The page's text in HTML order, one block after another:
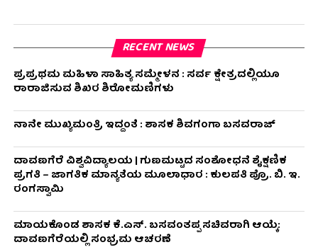
RECENT NEWS
ಪ್ರಪ್ರಥಮ ಮಹಿಳಾ ಸಾಹಿತ್ಯ ಸಮ್ಮೇಳನ : ಸರ್ವ ಕ್ಷೇತ್ರದಲ್ಲಿಯೂ
ರಾರಾಜಿಸುವ ಶಿಖರ ಶಿರೋಮಣಿಗಳು
ನಾನೇ ಮುಖ್ಯಮಂತ್ರಿ ಇದ್ದಂತೆ : ಶಾಸಕ ಶಿವಗಂಗಾ ಬಸವರಾಜ್
ದಾವಣಗೆರೆ ವಿಶ್ವವಿದ್ಯಾಲಯ | ಗುಣಮಟ್ಟದ ಸಂಶೋಧನೆ ಶೈಕ್ಷಣಿಕ
ಪ್ರಗತಿ – ಜಾಗತಿಕ ಮಾನ್ಯತೆಯ ಮೂಲಾಧಾರ : ಕುಲಪತಿ ಪ್ರೊ. ಬಿ. ಇ.
ರಂಗಸ್ವಾಮಿ
ಮಾಯಕೊಂಡ ಶಾಸಕ ಕೆ.ಎಸ್. ಬಸವಂತಪ್ಪ ಸಚಿವರಾಗಿ ಆಯ್ಕೆ:
ದಾವಣಗೆರೆಯಲ್ಲಿ ಸಂಭ್ರಮ ಆಚರಣೆ